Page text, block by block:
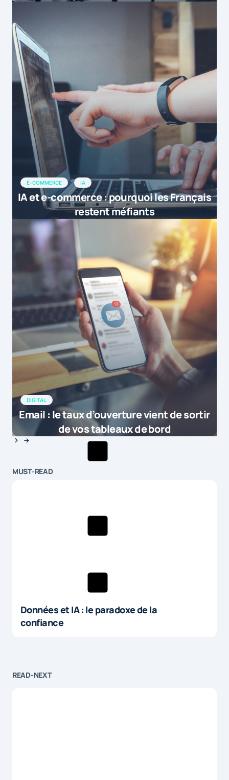
E-COMMERCE IA
IA et e-commerce : pourquoi les Français
restent méfiants
DIGITAL
Email : le taux d’ouverture vient de sortir
de vos tableaux de bord
MUST-READ
Données et IA : le paradoxe de la
confiance
READ-NEXT